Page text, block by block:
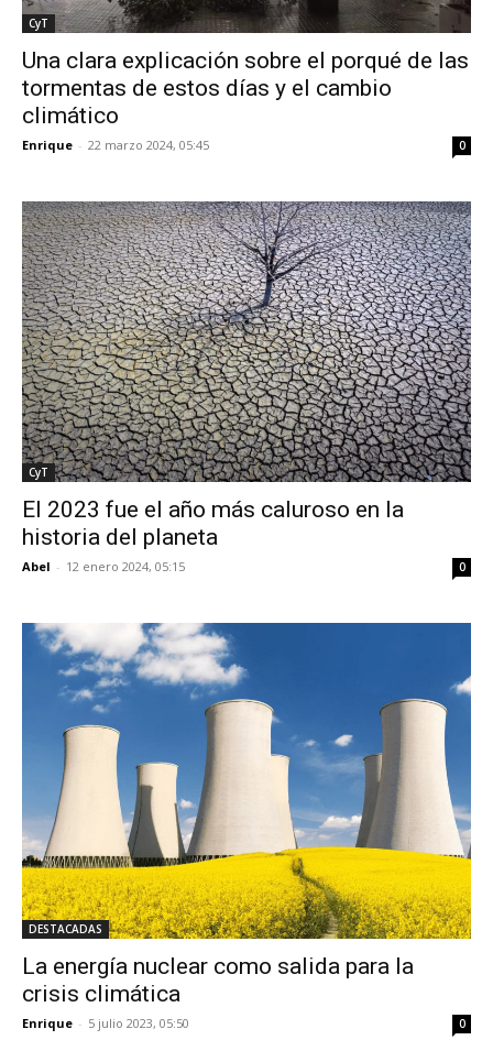
CyT
Una clara explicación sobre el porqué de las
tormentas de estos días y el cambio
climático
Enrique - 22 marzo 2024, 05:45 0
CyT
El 2023 fue el año más caluroso en la
historia del planeta
Abel - 12 enero 2024, 05:15 0
DESTACADAS
La energía nuclear como salida para la
crisis climática
Enrique - 5 julio 2023, 05:50 0